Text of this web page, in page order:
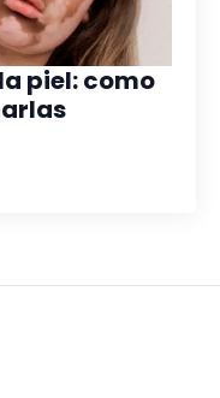
piel: como